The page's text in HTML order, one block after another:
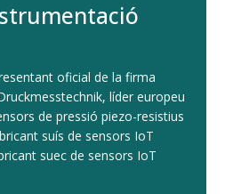
oficial de la firma
líder europeu
de pressió piezo-resistius
suís de sensors IoT
suec de sensors IoT